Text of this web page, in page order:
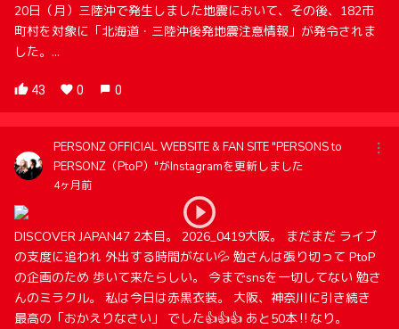
20日（月）三陸沖で発生しました地震において、その後、182市
町村を対象に「北海道・三陸沖後発地震注意情報」が発令されま
した。...
43 0 0
PERSONZ OFFICIAL WEBSITE & FAN SITE "PERSONS to
PERSONZ（PtoP）"がInstagramを更新しました
4ヶ月前
DISCOVER JAPAN47 2本目。 2026_0419大阪。 まだまだ ライブ
の支度に追われ 外出する時間がない💦 勉さんは張り切って PtoP
の企画のため 歩いて来たらしい。 今までsnsを一切してない 勉さ
んのミラクル。 私は今日は赤黒衣装。 大阪、神奈川に引き続き
最高の「おかえりなさい」 でした👍👍👍 あと50本‼️なり。